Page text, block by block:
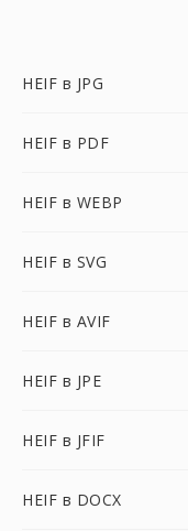
HEIF в JPG
HEIF в PDF
HEIF в WEBP
HEIF в SVG
HEIF в AVIF
HEIF в JPE
HEIF в JFIF
HEIF в DOCX